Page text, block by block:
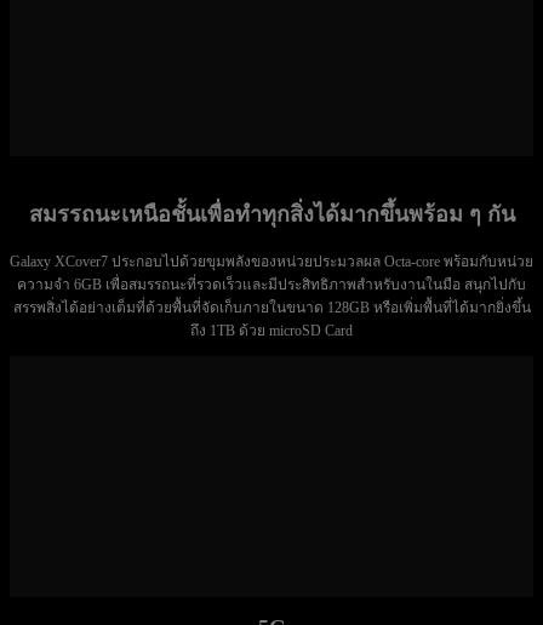
สมรรถนะเหนือชั้นเพื่อทำทุกสิ่งได้มากขึ้นพร้อม ๆ กัน
Galaxy XCover7 ประกอบไปด้วยขุมพลังของหน่วยประมวลผล Octa-core พร้อมกับหน่วย
ความจำ 6GB เพื่อสมรรถนะที่รวดเร็วและมีประสิทธิภาพสำหรับงานในมือ สนุกไปกับ
สรรพสิ่งได้อย่างเต็มที่ด้วยพื้นที่จัดเก็บภายในขนาด 128GB หรือเพิ่มพื้นที่ได้มากยิ่งขึ้น
ถึง 1TB ด้วย microSD Card